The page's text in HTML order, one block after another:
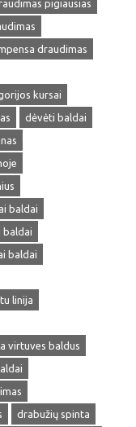
pigiausias
draudimas
kursai
dėvėti baldai
baldai
baldai
baldai
linija
virtuves baldus
drabužių spinta